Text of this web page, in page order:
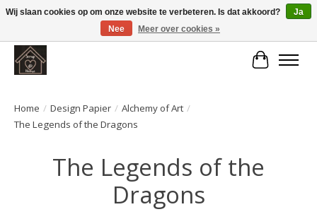
Large selection of products and fast shipping!
Home / Design Papier / Alchemy of Art /
The Legends of the Dragons
The Legends of the
Dragons
Wij slaan cookies op om onze website te verbeteren. Is dat akkoord?
Ja
Nee
Meer over cookies »